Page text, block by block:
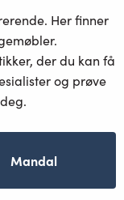
Her finner
der du kan få
og prøve
Mandal